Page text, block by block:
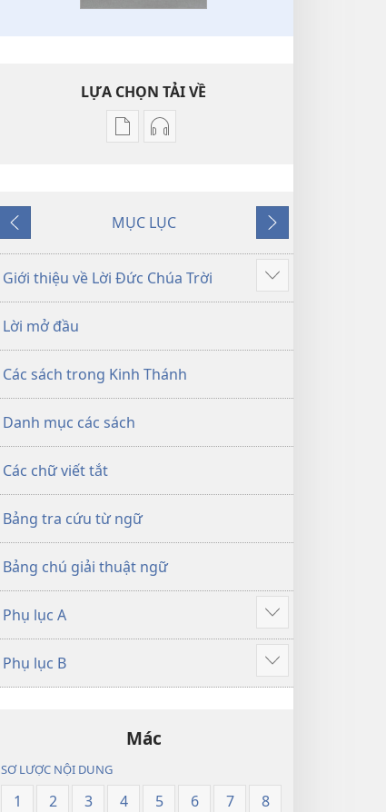
LỰA CHỌN TẢI VỀ
Tùy
các
liệu
điện
Thánh
—
Bản
dịch
Thế
Tùy
các
thu
âm
—
Bản
dịch
Giới
Trước
MỤC LỤC
Tiếp
theo
Giới thiệu về Lời Đức Chúa Trời
Hiển
thị
Lời mở đầu
Các sách trong Kinh Thánh
Danh mục các sách
Các chữ viết tắt
Bảng tra cứu từ ngữ
Bảng chú giải thuật ngữ
Phụ lục A
Hiển
thị
thêm
Phụ lục B
Hiển
thị
Mác
SƠ LƯỢC NỘI DUNG
1 2 3 4 5 6 7
8